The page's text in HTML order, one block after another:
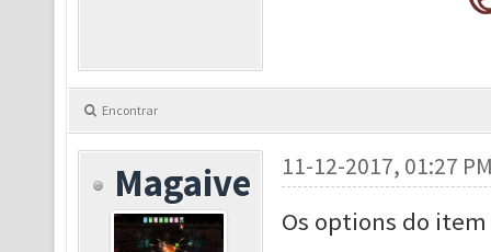
Encontrar
Magaive 11-12-2017, 01:27
Os options do item